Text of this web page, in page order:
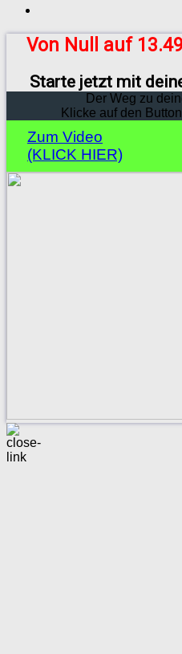
Von Null auf
Starte jetzt mit
Der Weg zu
Klicke auf den
Zum Video
(KLICK HIER)